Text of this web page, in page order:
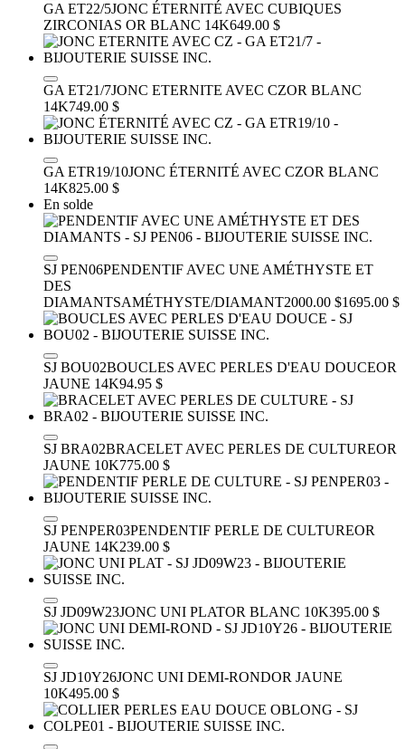
GA ET22/5JONC ÉTERNITÉ AVEC CUBIQUES
ZIRCONIAS OR BLANC 14K649.00 $
GA ET21/7JONC ETERNITE AVEC CZOR BLANC
14K749.00 $
GA ETR19/10JONC ÉTERNITÉ AVEC CZOR BLANC
14K825.00 $
En solde
SJ PEN06PENDENTIF AVEC UNE AMÉTHYSTE ET
DES
DIAMANTSAMÉTHYSTE/DIAMANT2000.00 $1695.00 $
SJ BOU02BOUCLES AVEC PERLES D'EAU DOUCEOR
JAUNE 14K94.95 $
SJ BRA02BRACELET AVEC PERLES DE CULTUREOR
JAUNE 10K775.00 $
SJ PENPER03PENDENTIF PERLE DE CULTUREOR
JAUNE 14K239.00 $
SJ JD09W23JONC UNI PLATOR BLANC 10K395.00 $
SJ JD10Y26JONC UNI DEMI-RONDOR JAUNE
10K495.00 $